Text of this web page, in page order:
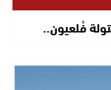
فْلعيون..